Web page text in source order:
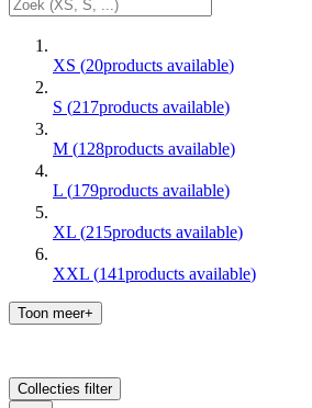
XS (20products available)
S (217products available)
M (128products available)
L (179products available)
XL (215products available)
XXL (141products available)
Toon meer+
Collecties filter